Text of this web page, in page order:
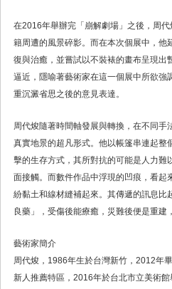
在2016年舉辦完「崩解劇場」之後，周
籍周遭的風景碎影。而在本次個展中，
復與治癒，並嘗試以不裝裱的畫布呈現
逼近，隱喻著藝術家在這一個展中所欲
重沉澱省思之後的意見表達。
周代焌隨著時間軸發展與轉換，在不同
真實地景的超凡形式。他以帳篷串連起
擊的生存方式，其所對抗的可能是人力
面接觸。而數件作品中浮現的凹痕，看
紛黏土和線材縫補起來。其傳遞的訊息比
良藥」，受傷後能療癒，災難後便是重建
藝術家簡介
周代焌，1986年生於台灣新竹，2012年
新人推薦特區，2016年於台北市立美術